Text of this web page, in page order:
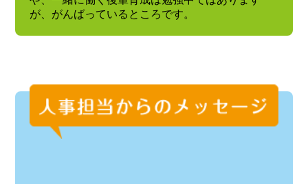
が、がんばっているところです。